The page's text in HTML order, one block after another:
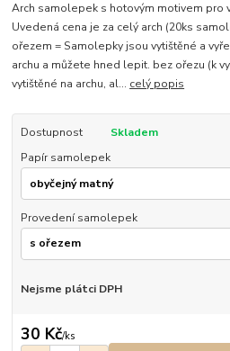
Arch samolepek s hotovým motivem pro
Uvedená cena je za celý arch (20ks
ořezem = Samolepky jsou vytištěné a
archu a můžete hned lepit. bez ořezu (k
vytištěné na archu, al... celý popis
Dostupnost
Skladem
Papír samolepek
Provedení samolepek
Nejsme plátci DPH
30 Kč/ks